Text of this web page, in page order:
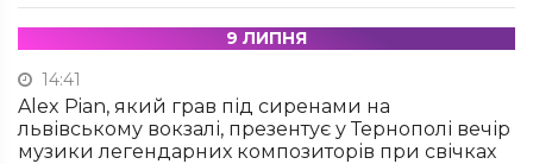
9 ЛИПНЯ
14:41
Alex Pian, який грав під сиренами на
львівському вокзалі, презентує у Тернополі вечір
музики легендарних композиторів при свічках